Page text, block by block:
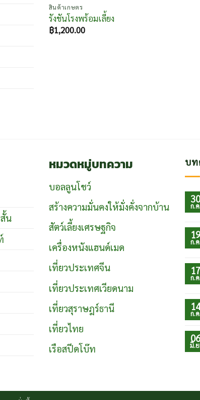
สินค้าเกษตร
รังชันโรงพร้อมเลี้ยง
฿1,200.00
น
หมวดหมู่บทความ
บอลลูนโชว์
สร้างความมั่นคงให้มั่งคั่งจากบ้าน
สัตว์เลี้ยงเศรษฐกิจ
เครื่องหนังแฮนด์เมด
เที่ยวประเทศจีน
เที่ยวประเทศเวียดนาม
เที่ยวสุราษฎร์ธานี
เที่ยวไทย
เรือสปีดโบ๊ท
บท
30
ก.
19
ก.
17
ก.
14
ก.
06
มิ.